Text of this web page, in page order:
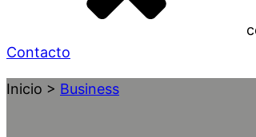
Contacto
Inicio > Business